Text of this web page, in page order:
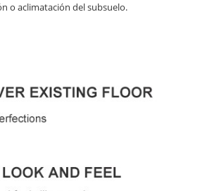
o aclimatación del subsuelo.